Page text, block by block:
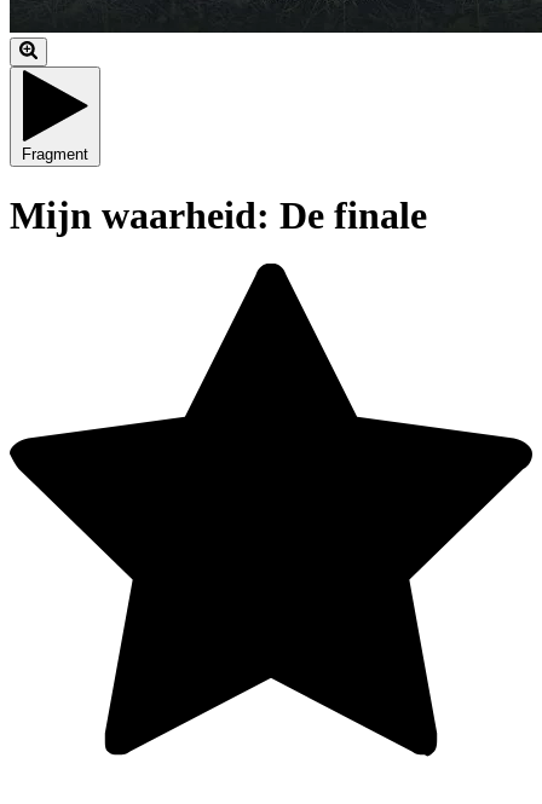
Fragment
Mijn waarheid: De finale